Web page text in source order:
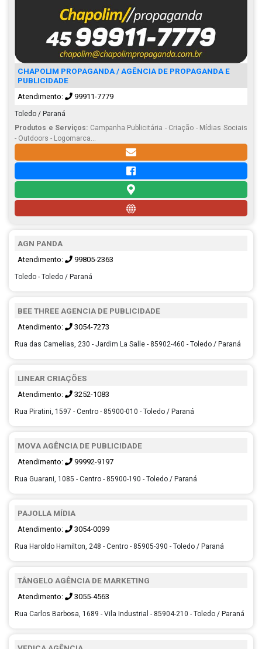
CHAPOLIM PROPAGANDA / AGÊNCIA DE PROPAGANDA E
PUBLICIDADE
Atendimento: 99911-7779
Toledo / Paraná
Produtos e Serviços: Campanha Publicitária - Criação - Mídias Sociais
- Outdoors - Logomarca...
AGN PANDA
Atendimento: 99805-2363
Toledo - Toledo / Paraná
BEE THREE AGENCIA DE PUBLICIDADE
Atendimento: 3054-7273
Rua das Camelias, 230 - Jardim La Salle - 85902-460 - Toledo / Paraná
LINEAR CRIAÇÕES
Atendimento: 3252-1083
Rua Piratini, 1597 - Centro - 85900-010 - Toledo / Paraná
MOVA AGÊNCIA DE PUBLICIDADE
Atendimento: 99992-9197
Rua Guarani, 1085 - Centro - 85900-190 - Toledo / Paraná
PAJOLLA MÍDIA
Atendimento: 3054-0099
Rua Haroldo Hamilton, 248 - Centro - 85905-390 - Toledo / Paraná
TÂNGELO AGÊNCIA DE MARKETING
Atendimento: 3055-4563
Rua Carlos Barbosa, 1689 - Vila Industrial - 85904-210 - Toledo / Paraná